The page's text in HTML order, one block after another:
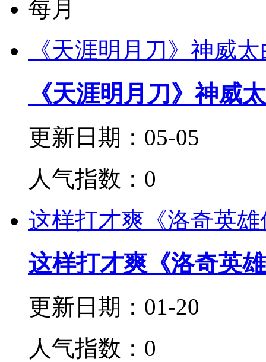
每月
《天涯明月刀》神威
《天涯明月刀》神威
更新日期：05-05
人气指数：0
这样打才爽《洛奇英
这样打才爽《洛奇英
更新日期：01-20
人气指数：0